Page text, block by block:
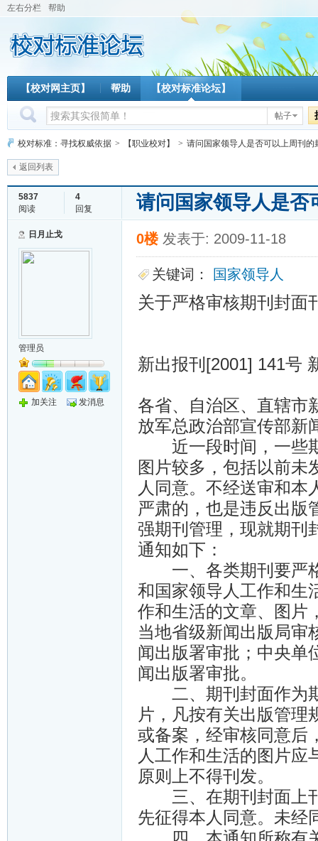
左右分栏 帮助
【校对网主页】 帮助 【校对标准论坛】
帖子
校对标准：寻找权威依据 > 【职业校对】 > 请问国家领导人是否可以上周刊的
返回列表
5837
阅读
4
回复
请问国家领导人是
日月止戈
管理员
加关注 发消息
0楼 发表于: 2009-11-18
关键词： 国家领导人
关于严格审核期刊封面
新出报刊[2001] 141号
各省、自治区、直辖市
放军总政治部宣传部新
近一段时间，一些期
图片较多，包括以前未
人同意。不经送审和本
严肃的，也是违反出版
强期刊管理，现就期刊
通知如下：
一、各类期刊要严格
和国家领导人工作和生
作和生活的文章、图片
当地省级新闻出版局审
闻出版署审批；中央单
闻出版署审批。
二、期刊封面作为期
片，凡按有关出版管理
或备案，经审核同意后
人工作和生活的图片应
原则上不得刊发。
三、在期刊封面上刊
先征得本人同意。未经